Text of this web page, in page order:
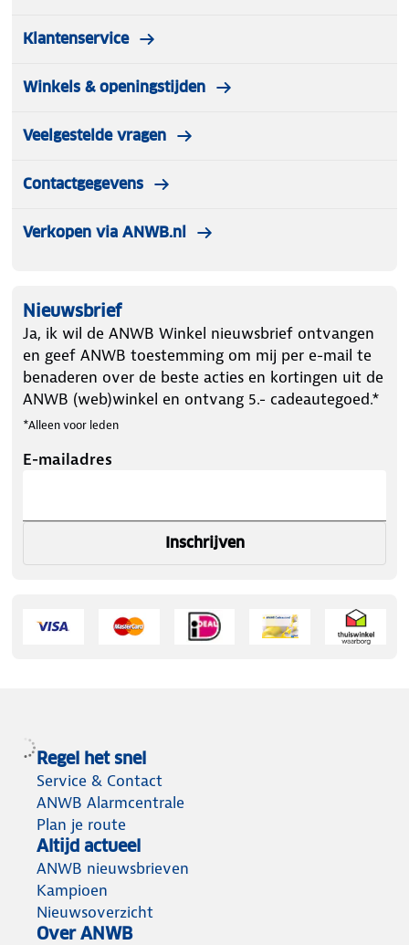
Klantenservice
Winkels & openingstijden
Veelgestelde vragen
Contactgegevens
Verkopen via ANWB.nl
Nieuwsbrief
Ja, ik wil de ANWB Winkel nieuwsbrief ontvangen
en geef ANWB toestemming om mij per e-mail te
benaderen over de beste acties en kortingen uit de
ANWB (web)winkel en ontvang 5.- cadeautegoed.*
*Alleen voor leden
E-mailadres
Inschrijven
Regel het snel
Service & Contact
ANWB Alarmcentrale
Plan je route
Altijd actueel
ANWB nieuwsbrieven
Kampioen
Nieuwsoverzicht
Over ANWB